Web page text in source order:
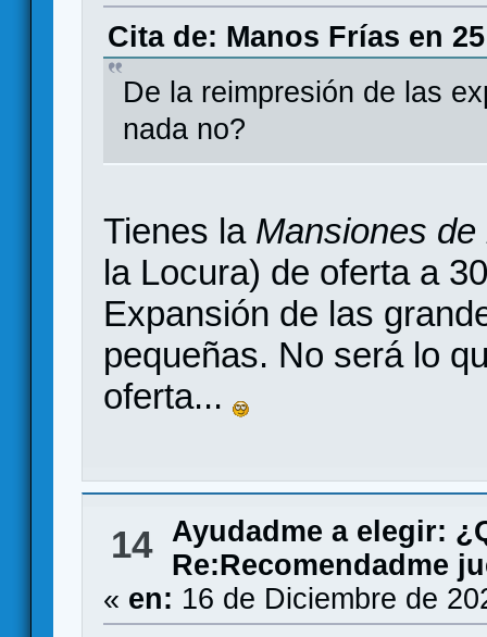
Cita de: Manos Frías en
De la reimpresión de las
nada no?
Tienes la Mansiones
la Locura) de oferta a
Expansión de las
pequeñas. No será lo
oferta...
14 Ayudadme a elegir:
Re:Recomendadme
« en: 16 de Diciembre de